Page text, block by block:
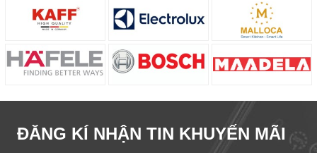
ĐĂNG KÍ NHẬN TIN KHUYẾN MÃI